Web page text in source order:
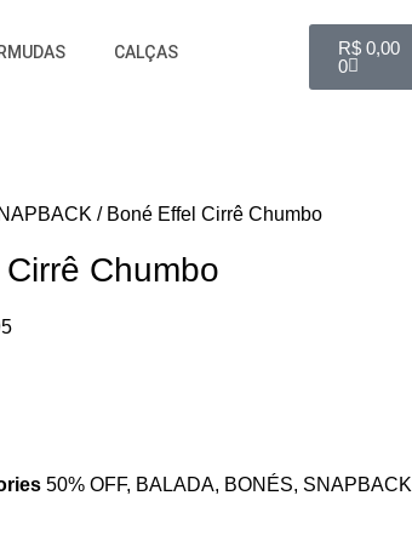
CALÇAS R$0,00
0
Boné Effel Cirrê Chumbo
Chumbo
50% OFF, BALADA, BONÉS, SNAPBACK